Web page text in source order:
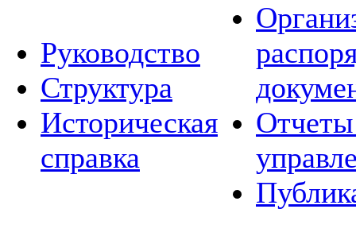
Руководство
Структура
Историческая
справка
Отчеты